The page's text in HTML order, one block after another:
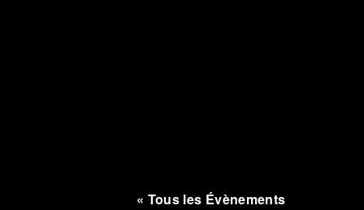
« Tous les Évènements